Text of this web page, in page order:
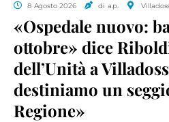
8 Agosto 2026 di a.p.
«Ospedale nuovo:
ottobre» dice
dell’Unità a
destiniamo un
Regione»